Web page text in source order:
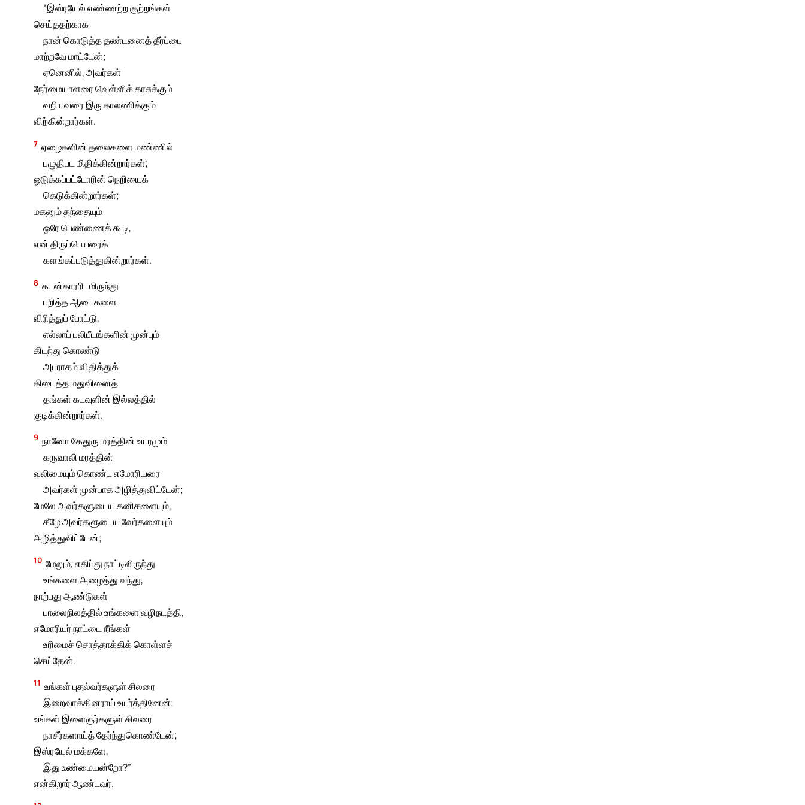
“இஸ்ரயேல் எண்ணற்ற குற்றங்கள்
செய்ததற்காக
நான் கொடுத்த தண்டனைத் தீர்ப்பை
மாற்றவே மாட்டேன்;
ஏனெனில், அவர்கள்
நேர்மையாளரை வெள்ளிக் காசுக்கும்
வறியவரை இரு காலணிக்கும்
விற்கின்றார்கள்.
7 ஏழைகளின் தலைகளை மண்ணில்
புழுதிபட மிதிக்கின்றார்கள்;
ஒடுக்கப்பட்டோரின் நெறியைக்
கெடுக்கின்றார்கள்;
மகனும் தந்தையும்
ஒரே பெண்ணைக் கூடி,
என் திருப்பெயரைக்
களங்கப்படுத்துகின்றார்கள்.
8 கடன்காரரிடமிருந்து
பறித்த ஆடைகளை
விரித்துப் போட்டு,
எல்லாப் பலிபீடங்களின் முன்பும்
கிடந்து கொண்டு
அபராதம் விதித்துக்
கிடைத்த மதுவினைத்
தங்கள் கடவுளின் இல்லத்தில்
குடிக்கின்றார்கள்.
9 நானோ கேதுரு மரத்தின் உயரமும்
கருவாலி மரத்தின்
வலிமையும் கொண்ட எமோரியரை
அவர்கள் முன்பாக அழித்துவிட்டேன்;
மேலே அவர்களுடைய கனிகளையும்,
கீழே அவர்களுடைய வேர்களையும்
அழித்துவிட்டேன்;
10 மேலும், எகிப்து நாட்டிலிருந்து
உங்களை அழைத்து வந்து,
நாற்பது ஆண்டுகள்
பாலைநிலத்தில் உங்களை வழிநடத்தி,
எமோரியர் நாட்டை நீங்கள்
உரிமைச் சொத்தாக்கிக் கொள்ளச்
செய்தேன்.
11 உங்கள் புதல்வர்களுள் சிலரை
இறைவாக்கினராய் உயர்த்தினேன்;
உங்கள் இளைஞர்களுள் சிலரை
நாசீர்களாய்த் தேர்ந்துகொண்டேன்;
இஸ்ரயேல் மக்களே,
இது உண்மையன்றோ?”
என்கிறார் ஆண்டவர்.